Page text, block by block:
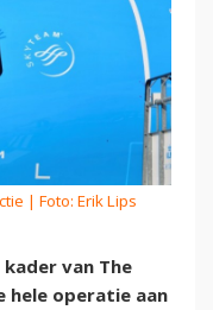
| Foto: Erik Lips
kader van The
hele operatie aan